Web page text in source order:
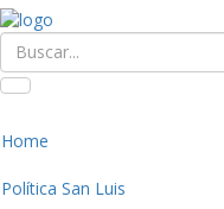
Home
Política San Luis